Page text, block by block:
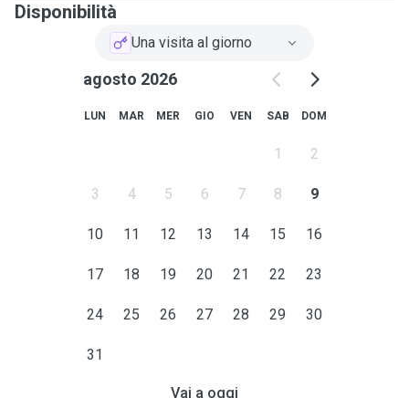
Disponibilità
Una visita al giorno
agosto 2026
LUN MAR MER GIO VEN SAB DOM
1 2
3 4 5 6 7 8 9
10 11 12 13 14 15 16
17 18 19 20 21 22 23
24 25 26 27 28 29 30
31
Vai a oggi